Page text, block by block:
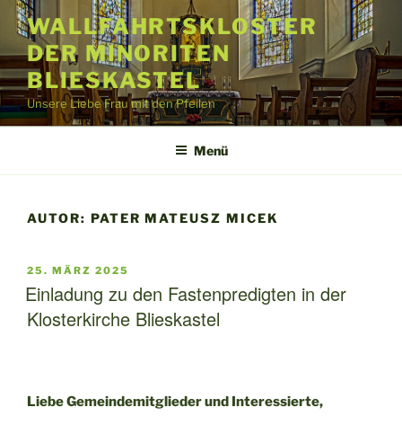
Zum
Inhalt
springen
WALLFAHRTSKLOSTER
DER MINORITEN
BLIESKASTEL
Unsere Liebe Frau mit den Pfeilen
Menü
AUTOR: PATER MATEUSZ MICEK
VERÖFFENTLICHT
AM
25. MÄRZ 2025
Einladung zu den Fastenpredigten in der
Klosterkirche Blieskastel
Liebe Gemeindemitglieder und Interessierte,